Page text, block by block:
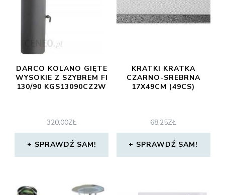
DARCO KOLANO GIĘTE
WYSOKIE Z SZYBREM FI
130/90 KGS13090CZ2W
320,00ZŁ
SPRAWDŹ SAM!
KRATKI KRATKA
CZARNO-SREBRNA
17X49CM (49CS)
68,25ZŁ
SPRAWDŹ SAM!